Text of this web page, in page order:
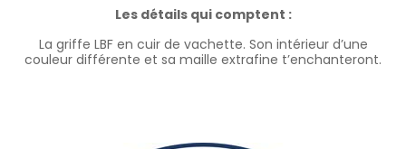
Les détails qui comptent :
La griffe LBF en cuir de vachette. Son intérieur d’une
couleur différente et sa maille extrafine t’enchanteront.